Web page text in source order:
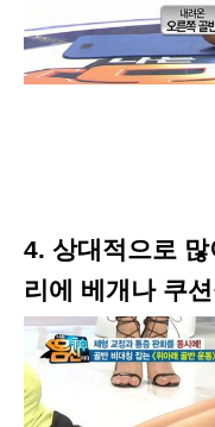
4. 상대적으로
리에 베개나 쿠